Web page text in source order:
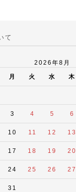
て
2026年8月
月 火 水 木
3 4 5 6
10 11 12 13
17 18 19 20
24 25 26 27
31